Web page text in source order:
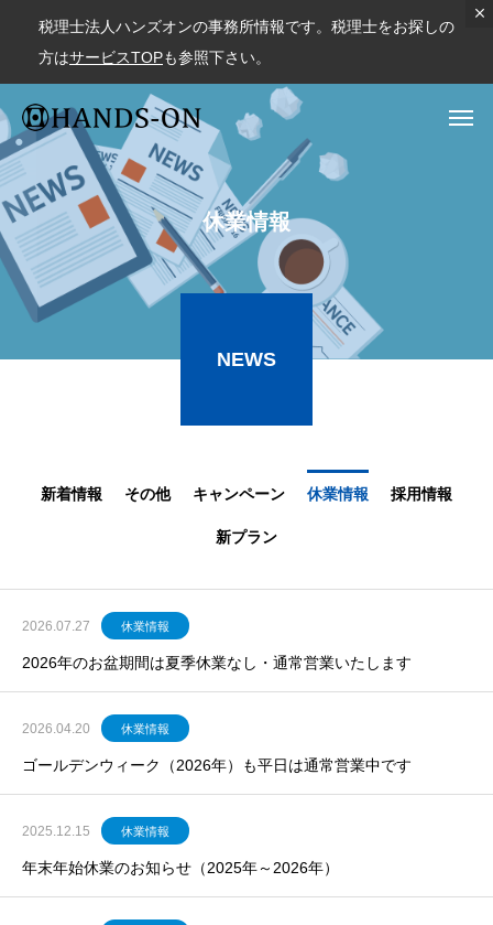
税理士法人ハンズオンの事務所情報です。税理士をお探しの
方はサービスTOPも参照下さい。
休業情報
NEWS
新着情報 その他 キャンペーン 休業情報 採用情報
新プラン
2026.07.27 休業情報
2026年のお盆期間は夏季休業なし・通常営業いたします
2026.04.20 休業情報
ゴールデンウィーク（2026年）も平日は通常営業中です
2025.12.15 休業情報
年末年始休業のお知らせ（2025年～2026年）